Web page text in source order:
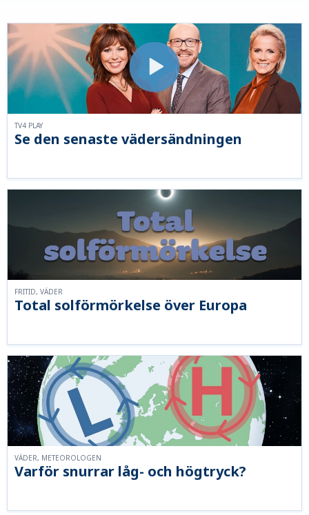
Se den senaste vädersändningen
TV4 PLAY
Total solförmörkelse över Europa
FRITID, VÄDER
Varför snurrar låg- och högtryck?
VÄDER, METEOROLOGEN